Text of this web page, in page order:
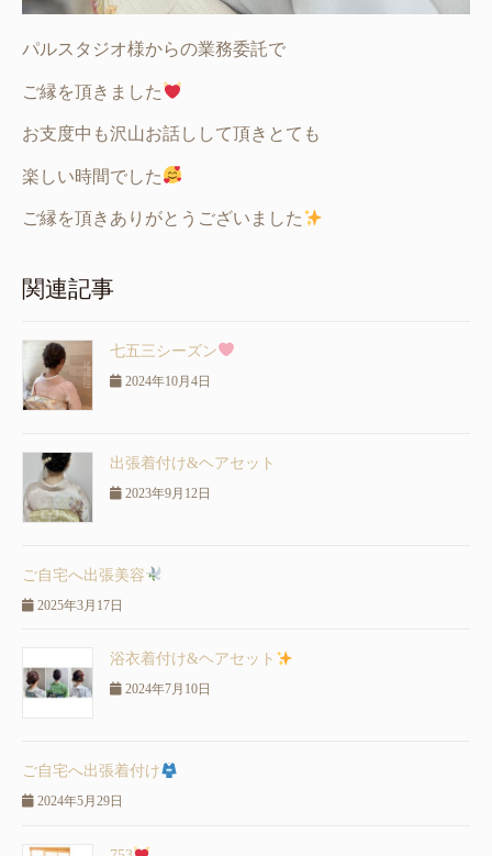
パルスタジオ様からの業務委託で
ご縁を頂きました
お支度中も沢山お話しして頂きとても
楽しい時間でした
ご縁を頂きありがとうございました
関連記事
七五三シーズン
2024年10月4日
出張着付け&ヘアセット
2023年9月12日
ご自宅へ出張美容
2025年3月17日
浴衣着付け&ヘアセット
2024年7月10日
ご自宅へ出張着付け
2024年5月29日